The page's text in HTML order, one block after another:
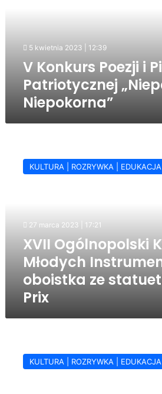
5 kwietnia 2023 | 12:39
V Konkurs Poezji i
Patriotycznej
Niepokorna”
Ogólnopolski
Konkurs
oboistka
statuetką
Grand
KULTURA | ROZRYWKA | EDUKACJA
27 marca 2023 | 17:21
XVII Ogólnopolski
Młodych
oboistka ze
Prix
Larsen
KwartetKULTURA | ROZRYWKA | EDUKACJA